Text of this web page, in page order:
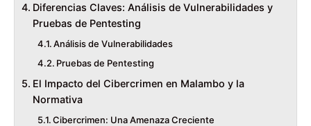
Diferencias Claves: Análisis de Vulnerabilidades y
Pruebas de Pentesting
Análisis de Vulnerabilidades
Pruebas de Pentesting
El Impacto del Cibercrimen en Malambo y la
Normativa
Cibercrimen: Una Amenaza Creciente